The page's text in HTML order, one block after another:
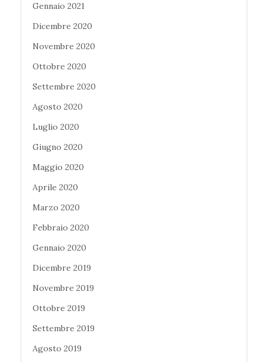
Gennaio 2021
Dicembre 2020
Novembre 2020
Ottobre 2020
Settembre 2020
Agosto 2020
Luglio 2020
Giugno 2020
Maggio 2020
Aprile 2020
Marzo 2020
Febbraio 2020
Gennaio 2020
Dicembre 2019
Novembre 2019
Ottobre 2019
Settembre 2019
Agosto 2019